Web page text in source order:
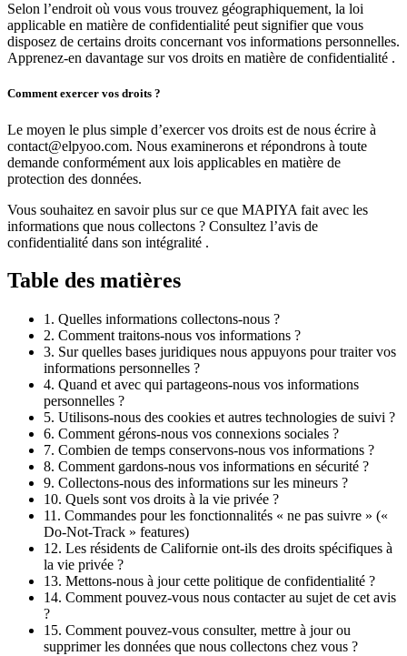
Selon l’endroit où vous vous trouvez géographiquement, la loi
applicable en matière de confidentialité peut signifier que vous
disposez de certains droits concernant vos informations personnelles.
Apprenez-en davantage sur vos droits en matière de confidentialité .
Comment exercer vos droits ?
Le moyen le plus simple d’exercer vos droits est de nous écrire à
contact@elpyoo.com. Nous examinerons et répondrons à toute
demande conformément aux lois applicables en matière de
protection des données.
Vous souhaitez en savoir plus sur ce que MAPIYA fait avec les
informations que nous collectons ? Consultez l’avis de
confidentialité dans son intégralité .
Table des matières
1. Quelles informations collectons-nous ?
2. Comment traitons-nous vos informations ?
3. Sur quelles bases juridiques nous appuyons pour traiter vos
informations personnelles ?
4. Quand et avec qui partageons-nous vos informations
personnelles ?
5. Utilisons-nous des cookies et autres technologies de suivi ?
6. Comment gérons-nous vos connexions sociales ?
7. Combien de temps conservons-nous vos informations ?
8. Comment gardons-nous vos informations en sécurité ?
9. Collectons-nous des informations sur les mineurs ?
10. Quels sont vos droits à la vie privée ?
11. Commandes pour les fonctionnalités « ne pas suivre » («
Do-Not-Track » features)
12. Les résidents de Californie ont-ils des droits spécifiques à
la vie privée ?
13. Mettons-nous à jour cette politique de confidentialité ?
14. Comment pouvez-vous nous contacter au sujet de cet avis
?
15. Comment pouvez-vous consulter, mettre à jour ou
supprimer les données que nous collectons chez vous ?